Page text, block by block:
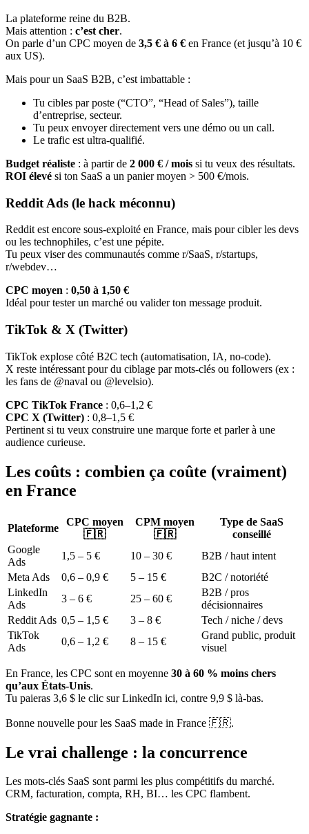
La plateforme reine du B2B.
Mais attention : c’est cher.
On parle d’un CPC moyen de 3,5 € à 6 € en France (et jusqu’à 10 €
aux US).
Mais pour un SaaS B2B, c’est imbattable :
Tu cibles par poste (“CTO”, “Head of Sales”), taille
d’entreprise, secteur.
Tu peux envoyer directement vers une démo ou un call.
Le trafic est ultra-qualifié.
Budget réaliste : à partir de 2 000 € / mois si tu veux des résultats.
ROI élevé si ton SaaS a un panier moyen > 500 €/mois.
Reddit Ads (le hack méconnu)
Reddit est encore sous-exploité en France, mais pour cibler les devs
ou les technophiles, c’est une pépite.
Tu peux viser des communautés comme r/SaaS, r/startups,
r/webdev…
CPC moyen : 0,50 à 1,50 €
Idéal pour tester un marché ou valider ton message produit.
TikTok & X (Twitter)
TikTok explose côté B2C tech (automatisation, IA, no-code).
X reste intéressant pour du ciblage par mots-clés ou followers (ex :
les fans de @naval ou @levelsio).
CPC TikTok France : 0,6–1,2 €
CPC X (Twitter) : 0,8–1,5 €
Pertinent si tu veux construire une marque forte et parler à une
audience curieuse.
Les coûts : combien ça coûte (vraiment)
en France
Plateforme
CPC moyen
🇫🇷
CPM moyen
🇫🇷
Type de SaaS
conseillé
Google
Ads
1,5 – 5 € 10 – 30 €
B2B / haut intent
Meta Ads
0,6 – 0,9 € 5 – 15 €
B2C / notoriété
LinkedIn
Ads
3 – 6 € 25 – 60 €
B2B / pros
décisionnaires
Reddit Ads 0,5 – 1,5 € 3 – 8 €
Tech / niche / devs
TikTok
Ads
0,6 – 1,2 € 8 – 15 €
Grand public, produit
visuel
En France, les CPC sont en moyenne 30 à 60 % moins chers
qu’aux États-Unis.
Tu paieras 3,6 $ le clic sur LinkedIn ici, contre 9,9 $ là-bas.
Bonne nouvelle pour les SaaS made in France 🇫🇷.
Le vrai challenge : la concurrence
Les mots-clés SaaS sont parmi les plus compétitifs du marché.
CRM, facturation, compta, RH, BI… les CPC flambent.
Stratégie gagnante :